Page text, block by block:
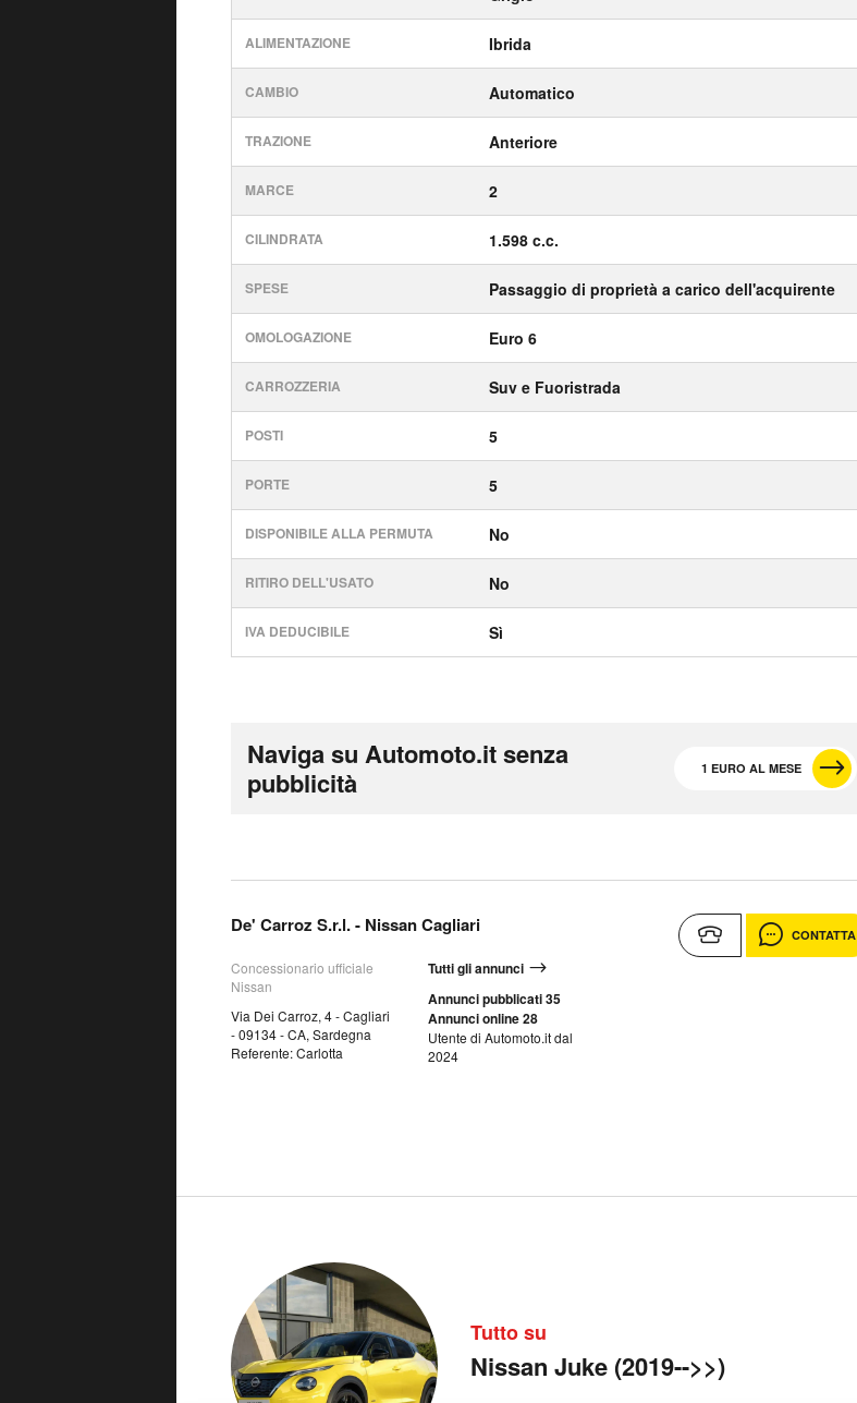
ALIMENTAZIONE Ibrida
CAMBIO Automatico
TRAZIONE Anteriore
MARCE 2
CILINDRATA 1.598 c.c.
SPESE Passaggio di proprietà a carico dell'acquirente
OMOLOGAZIONE Euro 6
CARROZZERIA Suv e Fuoristrada
POSTI 5
PORTE 5
DISPONIBILE ALLA PERMUTA No
RITIRO DELL'USATO No
IVA DEDUCIBILE Sì
Naviga su Automoto.it senza
pubblicità
1 EURO AL MESE
De' Carroz S.r.l. - Nissan Cagliari
Concessionario ufficiale
Nissan
Via Dei Carroz, 4 - Cagliari
- 09134 - CA, Sardegna
Referente: Carlotta
Tutti gli annunci
Annunci pubblicati 35
Annunci online 28
Utente di Automoto.it dal
2024
CONTATTA
Tutto su
Nissan Juke (2019-->>)